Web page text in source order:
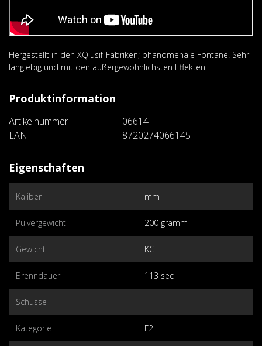
Hergestellt in den XQlusif-Fabriken; phänomenale Fontäne. Sehr
langlebig und mit den außergewöhnlichsten Effekten!
Produktinformation
Artikelnummer
06614
EAN
8720274066145
Eigenschaften
Kaliber mm
Pulvergewicht 200 gramm
Gewicht KG
Brenndauer 113 sec
Schüsse
Kategorie F2